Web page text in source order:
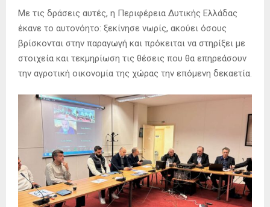
Με τις δράσεις αυτές, η Περιφέρεια Δυτικής Ελλάδας
έκανε το αυτονόητο: ξεκίνησε νωρίς, ακούει όσους
βρίσκονται στην παραγωγή και πρόκειται να στηρίξει με
στοιχεία και τεκμηρίωση τις θέσεις που θα επηρεάσουν
την αγροτική οικονομία της χώρας την επόμενη δεκαετία.